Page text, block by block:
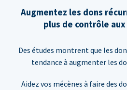
Augmentez les dons
plus de contrôle
Des études montrent que les
tendance à augmenter les
Aidez vos mécènes à faire des